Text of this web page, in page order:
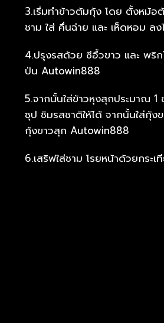
3.เริ่มทำข้าวต้มกุ้ง โดย ตั้งหม้อ
ชาม ใส่ คื่นฉ่าย และ เห็ดหอม ล
4.ปรุงรสด้วย ซีอื้วขาว และ พริก
ป่น Autowin888
5.จากนั้นใส่ข้าวหุงสุกประมาณ 1
ซุป ชิมรสชาติให้ได้ จากนั้นใส่กุ้ง
กุ้งขาวสุก Autowin888
6.เสริฟใส่ชาม โรยหน้าด้วยกระเ